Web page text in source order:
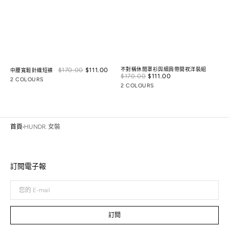
中腰寬鬆針織短褲
Regular
price
$170.00
Sale
price
$111.00
2 COLOURS
不對稱休閒罩衫與細肩帶開衩洋裝組
$170.00
Sale
$111.00
2 COLOURS
首頁 HUNDR. 女裝
訂閱電子報
E-
訂閱